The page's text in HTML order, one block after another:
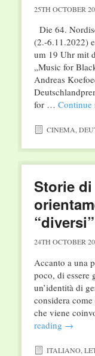
25TH OCTOBER
Die 64.
(2.-6.11.2022)
um 19 Uhr mit
„Music for
Andreas
for … Continue
CINEMA,
Storie
“diversi”
24TH OCTOBER
Accanto a una
poco, di essere
un’identità di
considera
che viene
reading →
ITALIANO,